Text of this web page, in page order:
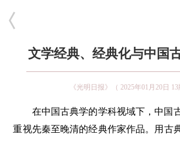
文学经典、经典化与中国
《光明日报》（ 2025年01月20日 13
在中国古典学的学科视域下，中国
重视先秦至晚清的经典作家作品。用古